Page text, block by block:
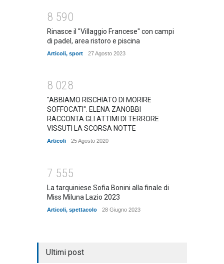
8 590
Rinasce il "Villaggio Francese" con campi
di padel, area ristoro e piscina
Articoli, sport 27 Agosto 2023
8 028
"ABBIAMO RISCHIATO DI MORIRE
SOFFOCATI". ELENA ZANOBBI
RACCONTA GLI ATTIMI DI TERRORE
VISSUTI LA SCORSA NOTTE
Articoli 25 Agosto 2020
7 555
La tarquiniese Sofia Bonini alla finale di
Miss Miluna Lazio 2023
Articoli, spettacolo 28 Giugno 2023
Ultimi post